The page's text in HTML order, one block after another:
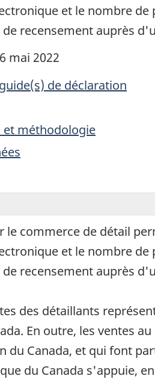
et le nombre
recensement auprès
mai 2022
de déclaration
et méthodologie
le commerce de détail
et le nombre
recensement auprès
des détaillants
En outre, les ventes
du Canada, et qui font
du Canada s'appuie,